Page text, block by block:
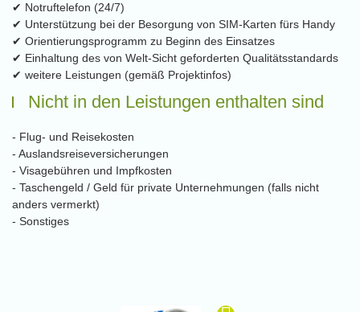
✔ Notruftelefon (24/7)
✔ Unterstützung bei der Besorgung von SIM-Karten fürs Handy
✔ Orientierungsprogramm zu Beginn des Einsatzes
✔ Einhaltung des von Welt-Sicht geforderten Qualitätsstandards
✔ weitere Leistungen (gemäß Projektinfos)
Nicht in den Leistungen enthalten sind
- Flug- und Reisekosten
- Auslandsreiseversicherungen
- Visagebühren und Impfkosten
- Taschengeld / Geld für private Unternehmungen (falls nicht
anders vermerkt)
- Sonstiges